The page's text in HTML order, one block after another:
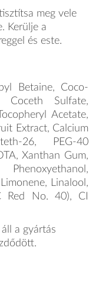
meg vele
Kerülje a
és este.
Betaine, Coco-
Coceth Sulfate,
Acetate,
Extract, Calcium
26, PEG-40
Xanthan Gum,
Linalool,
Red No. 40), CI
a gyártás